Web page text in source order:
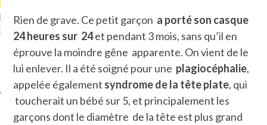
ATTACHÉS À LA
DE L’AMBASSADE
À PARIS. POURQUOI
? POUR QUI ?
UN GRONDIN FOURRÉ AUX
CHAMPIGNONS ET AUX
LARDONS DANS LA HALLE
DE DAX. ET POURQUOI PAS
?
Rien de grave. Ce petit garçon a porté son casque
24 heures sur 24et pendant 3 mois, sans qu’il en
éprouve la moindre gêne apparente. On vient de le
lui enlever. Il a été soigné pour une plagiocéphalie,
appelée également syndrome de la tête plate, qui
toucherait un bébé sur 5, et principalement les
garçons dont le diamètre de la tête est plus grand